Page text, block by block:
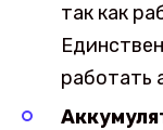
так как
работать